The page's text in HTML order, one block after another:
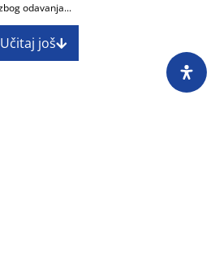
odavanja...
Učitaj još